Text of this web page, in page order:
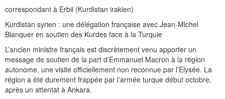
correspondant à Erbil (Kurdistan irakien)
Kurdistan syrien : une délégation française avec Jean-Michel
Blanquer en soutien des Kurdes face à la Turquie
L’ancien ministre français est discrètement venu apporter un
message de soutien de la part d’Emmanuel Macron à la région
autonome, une visite officiellement non reconnue par l’Elysée. La
région a été durement frappée par l’armée turque début octobre,
après un attentat à Ankara.